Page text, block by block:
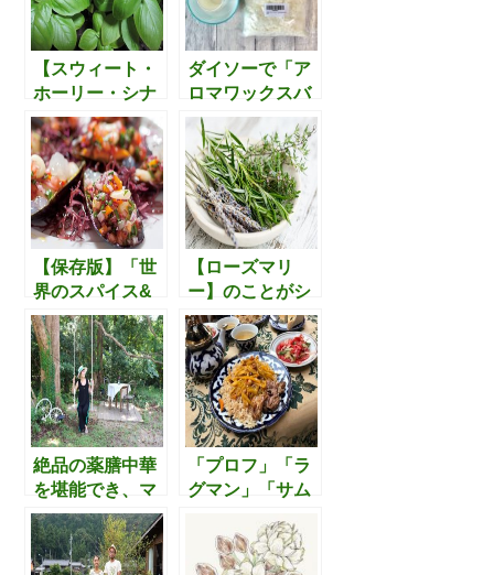
o
o
k
e
r
【スウィート・
ホーリー・シナ
モン】バジルの
種類別のレシピ
が参考になる記
事
ダイソーで「ア
ロマワックスバ
ー」の材料が全
て揃うらしいの
ですが、試して
みる価値があり
そうです
【保存版】「世
界のスパイス&
ハーブを堪能で
きる東京の６つ
のお店」を取り
上げた記事。ほ
とんどが一度も
行ったことのな
いお店でした。
【ローズマリ
ー】のことがシ
ンプル、且つ、
広範囲に網羅さ
れている記事。
活用の幅を広げ
たいときに役立
ちます。
絶品の薬膳中華
を堪能でき、マ
レーシア・ペナ
ン島のジョージ
タウンを意識し
「プロフ」「ラ
グマン」「サム
「クミス」「サ
ーロ」…全く知